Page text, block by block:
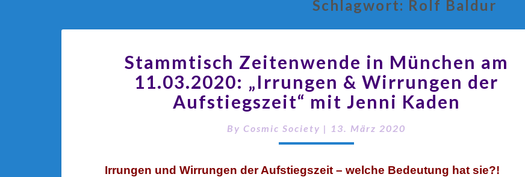
Schlagwort: Rolf Baldur
Stammtisch Zeitenwende in München am
11.03.2020: „Irrungen & Wirrungen der
Aufstiegszeit“ mit Jenni Kaden
ByCosmic Society | 13. März 2020
Irrungen und Wirrungen der Aufstiegszeit – welche Bedeutung hat sie?!